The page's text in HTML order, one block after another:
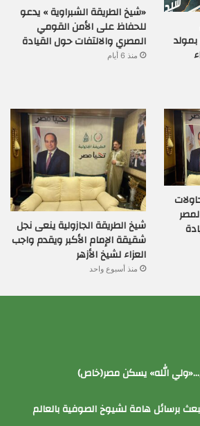
«شيخ الطريقة الشبراوية » يدعو
للحفاظ على الأمن القومي
المصري والالتفات حول القيادة
منذ 6 أيام
شيخ الطريقة الجازولية ينعى نجل
شقيقة الإمام الأكبر ويقدم واجب
العزاء لشيخ الأزهر
منذ أسبوع واحد
الله» يسكن مصر(خاص)
برسائل هامة لشيوخ الصوفية بالعالم